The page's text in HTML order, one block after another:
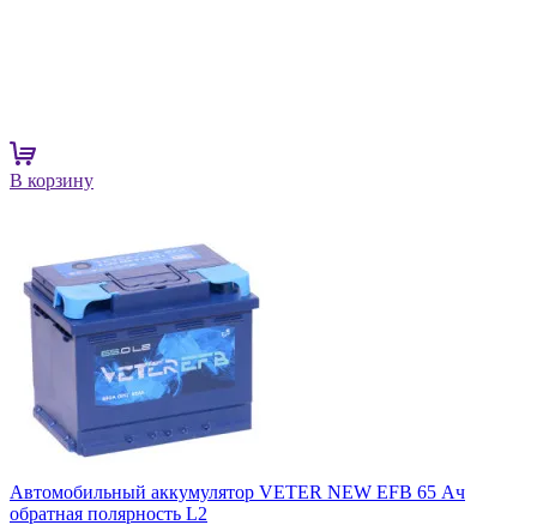
В корзину
Автомобильный аккумулятор VETER NEW EFB 65 Ач
обратная полярность L2